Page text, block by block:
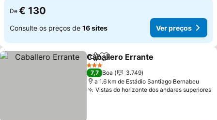
De € 130
Consulte os preços de 16 sites Ver preços
PartilharAdicionar aos favoritos
Caballero Errante
3 Estrelas
7,7 Boa
3.749
a 1.6 km de Estádio Santiago Bernabeu
Vistas do horizonte dos andares superiores